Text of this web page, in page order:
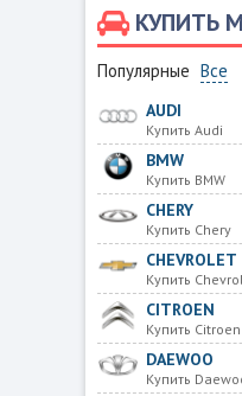
КУПИТЬ
Популярные Все
AUDI
Купить Audi
BMW
Купить BMW
CHERY
Купить Chery
CHEVROLET
Купить
CITROEN
Купить Citroen
DAEWOO
Купить